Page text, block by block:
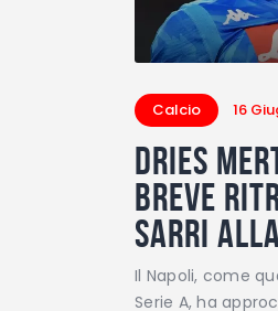
Calcio 16
Dries
breve
Sarri
Il Napoli, come
Serie A, ha